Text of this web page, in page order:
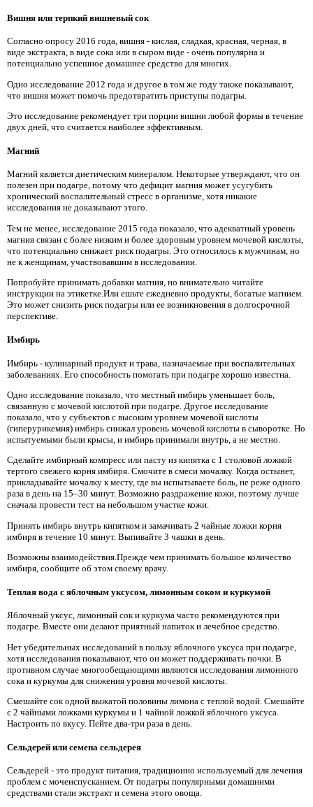
Вишня или терпкий вишневый сок
Согласно опросу 2016 года, вишня - кислая, сладкая, красная, черная, в
виде экстракта, в виде сока или в сыром виде - очень популярна и
потенциально успешное домашнее средство для многих.
Одно исследование 2012 года и другое в том же году также показывают,
что вишня может помочь предотвратить приступы подагры.
Это исследование рекомендует три порции вишни любой формы в течение
двух дней, что считается наиболее эффективным.
Магний
Магний является диетическим минералом. Некоторые утверждают, что он
полезен при подагре, потому что дефицит магния может усугубить
хронический воспалительный стресс в организме, хотя никакие
исследования не доказывают этого.
Тем не менее, исследование 2015 года показало, что адекватный уровень
магния связан с более низким и более здоровым уровнем мочевой кислоты,
что потенциально снижает риск подагры. Это относилось к мужчинам, но
не к женщинам, участвовавшим в исследовании.
Попробуйте принимать добавки магния, но внимательно читайте
инструкции на этикетке.Или ешьте ежедневно продукты, богатые магнием.
Это может снизить риск подагры или ее возникновения в долгосрочной
перспективе.
Имбирь
Имбирь - кулинарный продукт и трава, назначаемые при воспалительных
заболеваниях. Его способность помогать при подагре хорошо известна.
Одно исследование показало, что местный имбирь уменьшает боль,
связанную с мочевой кислотой при подагре. Другое исследование
показало, что у субъектов с высоким уровнем мочевой кислоты
(гиперурикемия) имбирь снижал уровень мочевой кислоты в сыворотке. Но
испытуемыми были крысы, и имбирь принимали внутрь, а не местно.
Сделайте имбирный компресс или пасту из кипятка с 1 столовой ложкой
тертого свежего корня имбиря. Смочите в смеси мочалку. Когда остынет,
прикладывайте мочалку к месту, где вы испытываете боль, не реже одного
раза в день на 15–30 минут. Возможно раздражение кожи, поэтому лучше
сначала провести тест на небольшом участке кожи.
Принять имбирь внутрь кипятком и замачивать 2 чайные ложки корня
имбиря в течение 10 минут. Выпивайте 3 чашки в день.
Возможны взаимодействия.Прежде чем принимать большое количество
имбиря, сообщите об этом своему врачу.
Теплая вода с яблочным уксусом, лимонным соком и куркумой
Яблочный уксус, лимонный сок и куркума часто рекомендуются при
подагре. Вместе они делают приятный напиток и лечебное средство.
Нет убедительных исследований в пользу яблочного уксуса при подагре,
хотя исследования показывают, что он может поддерживать почки. В
противном случае многообещающими являются исследования лимонного
сока и куркумы для снижения уровня мочевой кислоты.
Смешайте сок одной выжатой половины лимона с теплой водой. Смешайте
с 2 чайными ложками куркумы и 1 чайной ложкой яблочного уксуса.
Настроить по вкусу. Пейте два-три раза в день.
Сельдерей или семена сельдерея
Сельдерей - это продукт питания, традиционно используемый для лечения
проблем с мочеиспусканием. От подагры популярными домашними
средствами стали экстракт и семена этого овоща.